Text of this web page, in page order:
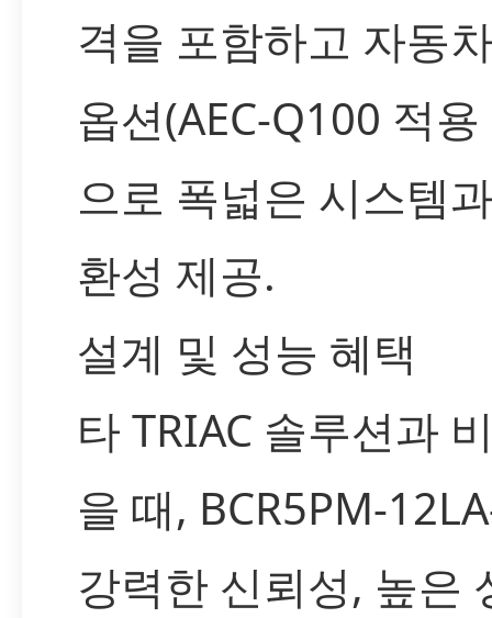
격을 포함하고 자동
옵션(AEC-Q100 적
으로 폭넓은 시스템
환성 제공.
설계 및 성능 혜택
타 TRIAC 솔루션과
을 때, BCR5PM-
강력한 신뢰성, 높은